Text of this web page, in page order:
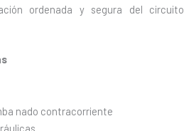
ordenada y segura del circuito
nado contracorriente